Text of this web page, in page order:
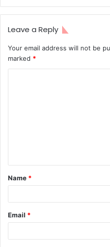
Leave a Reply
Your email address will not be
marked *
Name *
Email *